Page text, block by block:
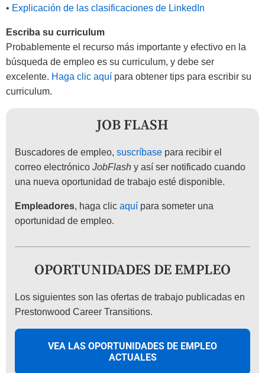
• Explicación de las clasificaciones de LinkedIn
Escriba su curriculum
Probablemente el recurso más importante y efectivo en la
búsqueda de empleo es su curriculum, y debe ser
excelente. Haga clic aquí para obtener tips para escribir su
curriculum.
JOB FLASH
Buscadores de empleo, suscríbase para recibir el
correo electrónico JobFlash y así ser notificado cuando
una nueva oportunidad de trabajo esté disponible.
Empleadores, haga clic aquí para someter una
oportunidad de empleo.
OPORTUNIDADES DE EMPLEO
Los siguientes son las ofertas de trabajo publicadas en
Prestonwood Career Transitions.
VEA LAS OPORTUNIDADES DE EMPLEO
ACTUALES